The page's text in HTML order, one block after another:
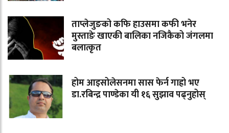
ताप्लेजुङको कफि हाउसमा कफी भनेर
मुस्ताङे खाएकी बालिका नजिकैको जंगलमा
बलात्कृत
होम आइसोलेसनमा सास फेर्न गाह्रो भए
डा.रबिन्द्र पाण्डेका यी १६ सुझाव पढ्नुहोस्